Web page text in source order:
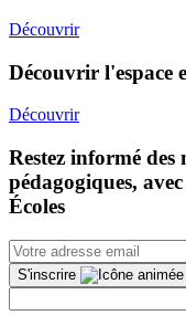
Découvrir
Découvrir l'espace
Découvrir
Restez informé des
pédagogiques,
Écoles
S'inscrire